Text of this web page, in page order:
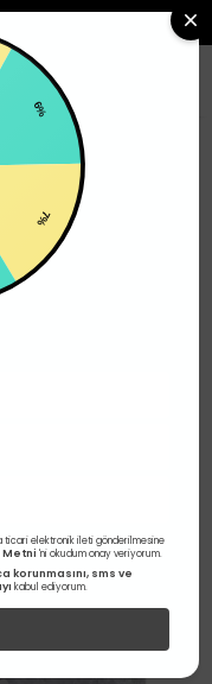
6%
7%
ticari elektronik ileti gönderilmesine
Metni 'ni okudum onay veriyorum.
korunmasını, sms ve
kabul ediyorum.